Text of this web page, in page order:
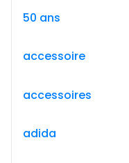
50 ans
accessoire
accessoires
adida